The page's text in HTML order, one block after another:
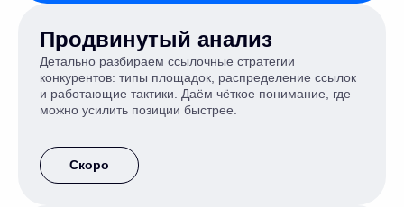
Продвинутый анализ
Детально разбираем ссылочные стратегии
конкурентов: типы площадок, распределение ссылок
и работающие тактики. Даём чёткое понимание, где
можно усилить позиции быстрее.
Скоро